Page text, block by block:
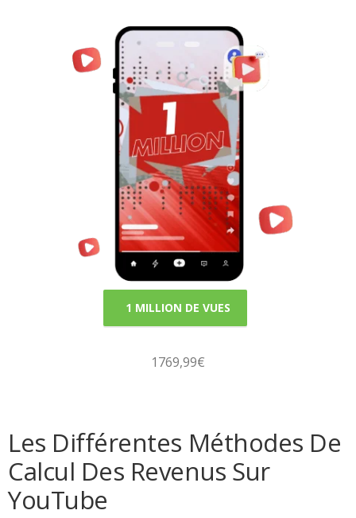
1 MILLION DE VUES
1769,99€
Les Différentes Méthodes De
Calcul Des Revenus Sur
YouTube